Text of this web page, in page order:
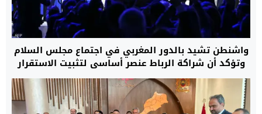
واشنطن تشيد بالدور المغربي في اجتماع مجلس السلام
وتؤكد أن شراكة الرباط عنصر أساسي لتثبيت الاستقرار